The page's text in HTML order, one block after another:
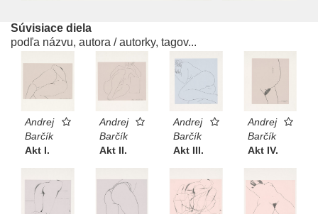
Súvisiace diela
podľa názvu, autora / autorky, tagov...
Andrej
Barčík
Akt I.
Andrej
Barčík
Akt II.
Andrej
Barčík
Akt III.
Andrej
Barčík
Akt IV.